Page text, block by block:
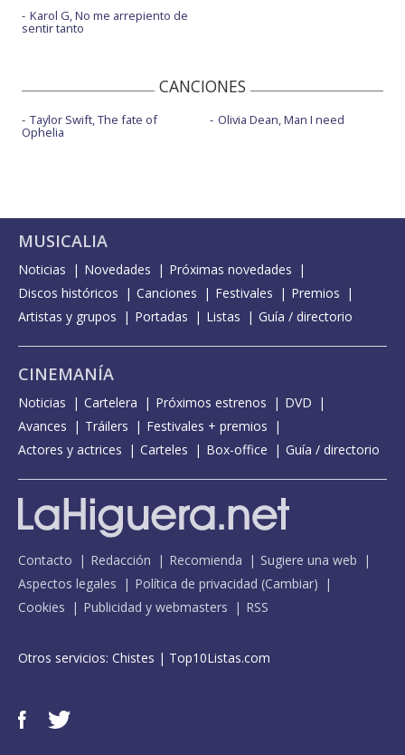
Karol G, No me arrepiento de
sentir tanto
CANCIONES
Taylor Swift, The fate of
Ophelia
Olivia Dean, Man I need
MUSICALIA
Noticias Novedades
Próximas novedades
Discos históricos
Canciones Festivales
Premios
Artistas y grupos
Portadas Listas Guía / directorio
CINEMANÍA
Noticias Cartelera Próximos estrenos
DVD
Avances
Tráilers
Festivales + premios
Actores y actrices
Carteles Box-office Guía / directorio
Contacto Redacción Recomienda
Sugiere una web
Aspectos legales
Política de privacidad (Cambiar)
Cookies
Publicidad y webmasters RSS
Otros servicios: Chistes | Top10Listas.com